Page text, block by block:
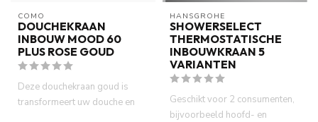
COMO
DOUCHEKRAAN
INBOUW MOOD 60
PLUS ROSE GOUD
Deze douchekraan goud is
transformeert uw douche en
HANSGROHE
SHOWERSELECT
THERMOSTATISCHE
INBOUWKRAAN 5
VARIANTEN
Geschikt voor 2 consumenten,
bijvoorbeeld hoofd- en